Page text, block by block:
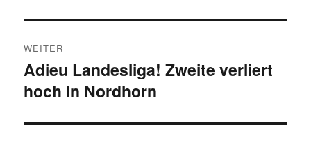
WEITER
Nächster
Beitrag:
Adieu Landesliga! Zweite verliert
hoch in Nordhorn